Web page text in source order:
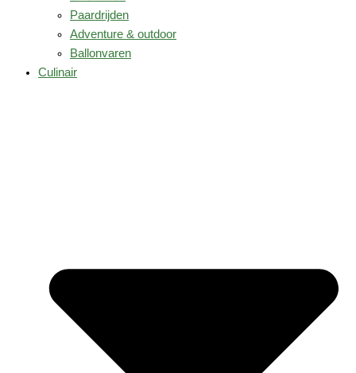
Paardrijden
Adventure & outdoor
Ballonvaren
Culinair